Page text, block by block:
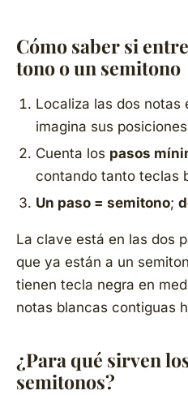
Cómo saber si
tono o un semitono
Localiza las dos notas
imagina sus
Cuenta los pasos
contando tanto teclas
Un paso = semitono;
La clave está en las dos
que ya están a un
tienen tecla negra en
notas blancas contiguas
¿Para qué sirven
semitonos?